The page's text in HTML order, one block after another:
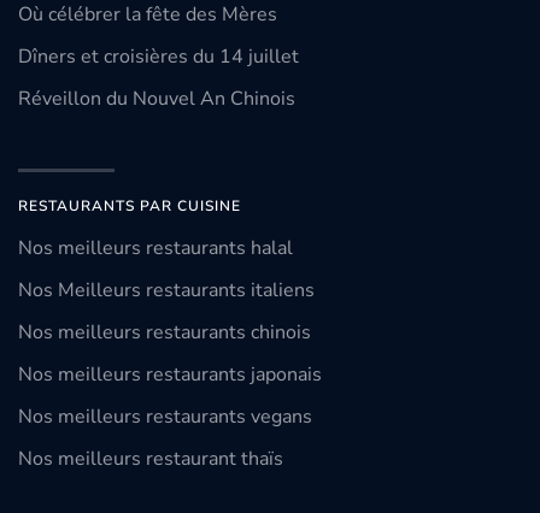
Où célébrer la fête des Mères
Dîners et croisières du 14 juillet
Réveillon du Nouvel An Chinois
RESTAURANTS PAR CUISINE
Nos meilleurs restaurants halal
Nos Meilleurs restaurants italiens
Nos meilleurs restaurants chinois
Nos meilleurs restaurants japonais
Nos meilleurs restaurants vegans
Nos meilleurs restaurant thaïs